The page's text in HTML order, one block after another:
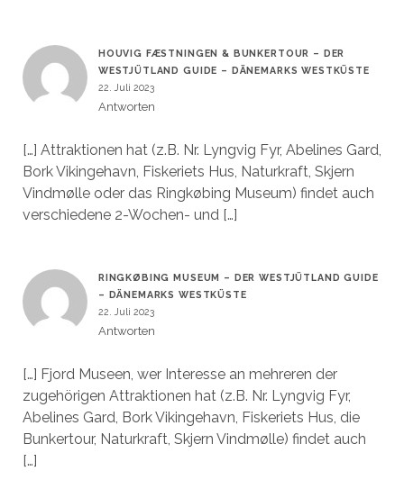
HOUVIG FÆSTNINGEN & BUNKERTOUR – DER
WESTJÜTLAND GUIDE – DÄNEMARKS WESTKÜSTE
22. Juli 2023
Antworten
[…] Attraktionen hat (z.B. Nr. Lyngvig Fyr, Abelines Gard,
Bork Vikingehavn, Fiskeriets Hus, Naturkraft, Skjern
Vindmølle oder das Ringkøbing Museum) findet auch
verschiedene 2-Wochen- und […]
RINGKØBING MUSEUM – DER WESTJÜTLAND GUIDE
– DÄNEMARKS WESTKÜSTE
22. Juli 2023
Antworten
[…] Fjord Museen, wer Interesse an mehreren der
zugehörigen Attraktionen hat (z.B. Nr. Lyngvig Fyr,
Abelines Gard, Bork Vikingehavn, Fiskeriets Hus, die
Bunkertour, Naturkraft, Skjern Vindmølle) findet auch
[…]